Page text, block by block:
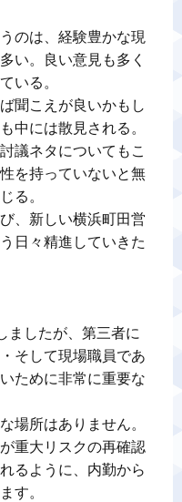
のは、経験豊かな現
い。良い意見も多く
いる。
聞こえが良いかもし
中には散見される。
議ネタについてもこ
を持っていないと無
る。
、新しい横浜町田営
日々精進していきた
ましたが、第三者に
そして現場職員であ
ために非常に重要な
場所はありません。
重大リスクの再確認
るように、内勤から
す。